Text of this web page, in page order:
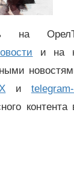
на
и на
и